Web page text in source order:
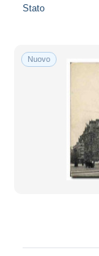
Stato
Nuovo